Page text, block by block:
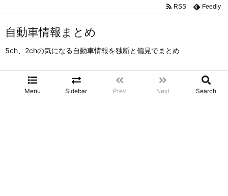
自動車情報まとめ
5ch、2chの気になる自動車情報を独断と偏見でまとめ
Menu Sidebar Prev Next Search
RSS Feedly